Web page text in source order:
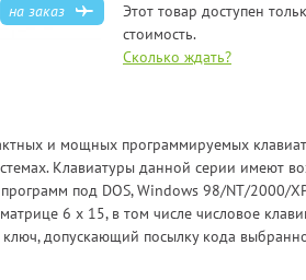
на заказ
Этот товар доступен
стоимость.
Сколько ждать?
и мощных программируемых
Клавиатуры данной серии имеют
под DOS, Windows 98/NT/2000/
6 x 15, в том числе числовое
допускающий посылку кода